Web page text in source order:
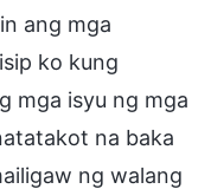
ang mga
ko kung
mga isyu ng mga
na baka
ng walang